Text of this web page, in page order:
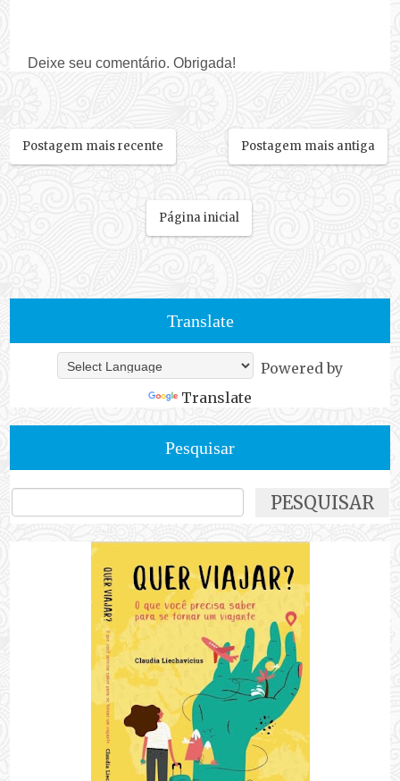
Deixe seu comentário. Obrigada!
Postagem mais recente Postagem mais antiga
Página inicial
Translate
Powered by
Translate
Pesquisar